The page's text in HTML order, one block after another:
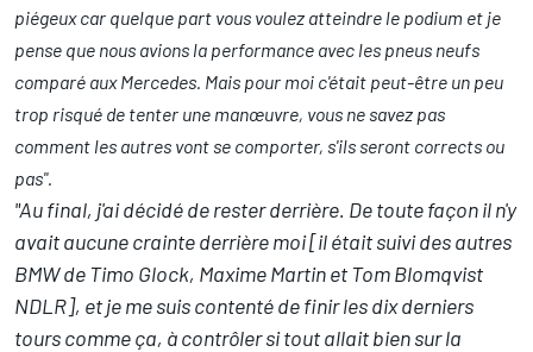
piégeux car quelque part vous voulez atteindre le podium et je
pense que nous avions la performance avec les pneus neufs
comparé aux Mercedes. Mais pour moi c'était peut-être un peu
trop risqué de tenter une manœuvre, vous ne savez pas
comment les autres vont se comporter, s'ils seront corrects ou
pas".
"Au final, j'ai décidé de rester derrière. De toute façon il n'y
avait aucune crainte derrière moi [il était suivi des autres
BMW de Timo Glock, Maxime Martin et Tom Blomqvist
NDLR], et je me suis contenté de finir les dix derniers
tours comme ça, à contrôler si tout allait bien sur la